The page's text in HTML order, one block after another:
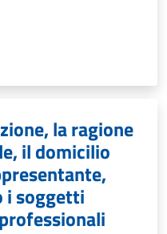
la ragione
il domicilio
i soggetti